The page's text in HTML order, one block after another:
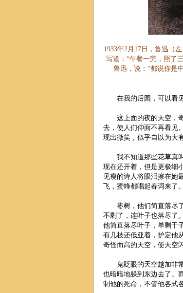
1933年2月17日，鲁迅（
写道：“午餐一完，照了
鲁迅，说：“都说你是
在我的后园，可以看见
这上面的夜的天空，奇
去，使人们仰面不再看见
现出微笑，似乎自以为大
我不知道那些花草真叫
现在还开着，但是更极细
见瘦的诗人将眼泪擦在她
飞，蜜蜂都唱起春词来了
枣树，他们简直落尽了
不剩了，连叶子也落尽了
他简直落尽叶子，单剩干
有几枝还低亚着，护定他
奇怪而高的天空，使天空
鬼眨眼的天空越加非
也暗暗地躲到东边去了。
制他的死命，不管他各式